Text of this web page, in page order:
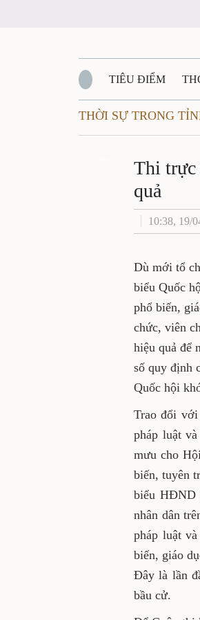
TIÊU ĐIỂM
QUỐC PHÒNG - AN
QUÊ HƯƠNG - ĐẤT
VĂN BẢN, CHÍNH
THỜI SỰ TRONG
Thi
sáng
10:38, 19/
Dù mới tổ
về bầu cử
do Hội
đồng) đã
tham gia.
người dân
một số
cuộc bầu
kỳ 2021-
Trao đổi
biến, giáo
diện đơn
biết:
định của
bộ, công
trên toàn
tìm hiểu
công tác